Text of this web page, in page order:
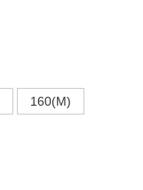
160(M)